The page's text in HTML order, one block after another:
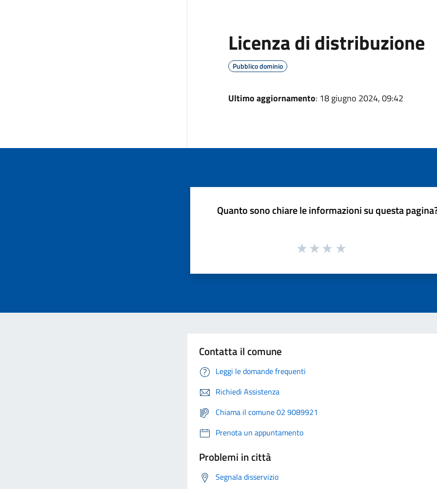
Licenza di distribuzione
Pubblico dominio
Ultimo aggiornamento: 18 giugno 2024, 09:42
Quanto sono chiare le informazioni su questa
Contatta il comune
Leggi le domande frequenti
Richiedi Assistenza
Chiama il comune 02 9089921
Prenota un appuntamento
Problemi in città
Segnala disservizio